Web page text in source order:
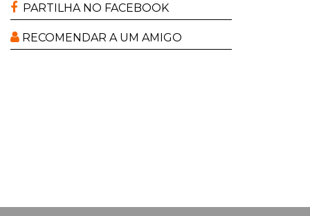
PARTILHA NO FACEBOOK
RECOMENDAR A UM AMIGO